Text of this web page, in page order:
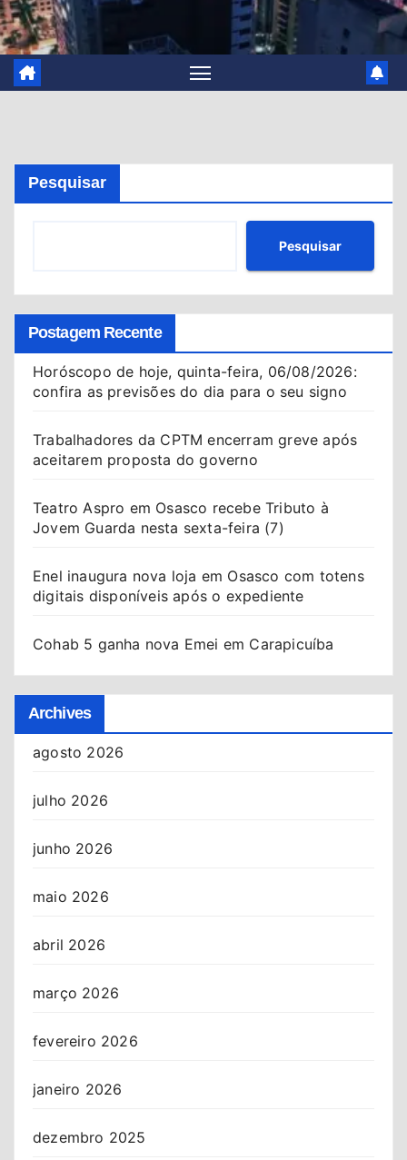
Pesquisar
Pesquisar
Postagem Recente
Horóscopo de hoje, quinta-feira, 06/08/2026:
confira as previsões do dia para o seu signo
Trabalhadores da CPTM encerram greve após
aceitarem proposta do governo
Teatro Aspro em Osasco recebe Tributo à
Jovem Guarda nesta sexta-feira (7)
Enel inaugura nova loja em Osasco com totens
digitais disponíveis após o expediente
Cohab 5 ganha nova Emei em Carapicuíba
Archives
agosto 2026
julho 2026
junho 2026
maio 2026
abril 2026
março 2026
fevereiro 2026
janeiro 2026
dezembro 2025